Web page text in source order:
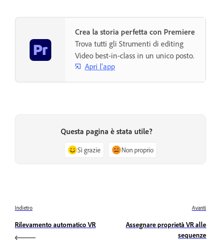
Crea la storia perfetta con Premiere
Trova tutti gli Strumenti di editing
Video best-in-class in un unico posto.
Apri l'app
Questa pagina è stata utile?
Sì grazie Non proprio
Indietro
Rilevamento automatico VR
Avanti
Assegnare proprietà VR alle
sequenze